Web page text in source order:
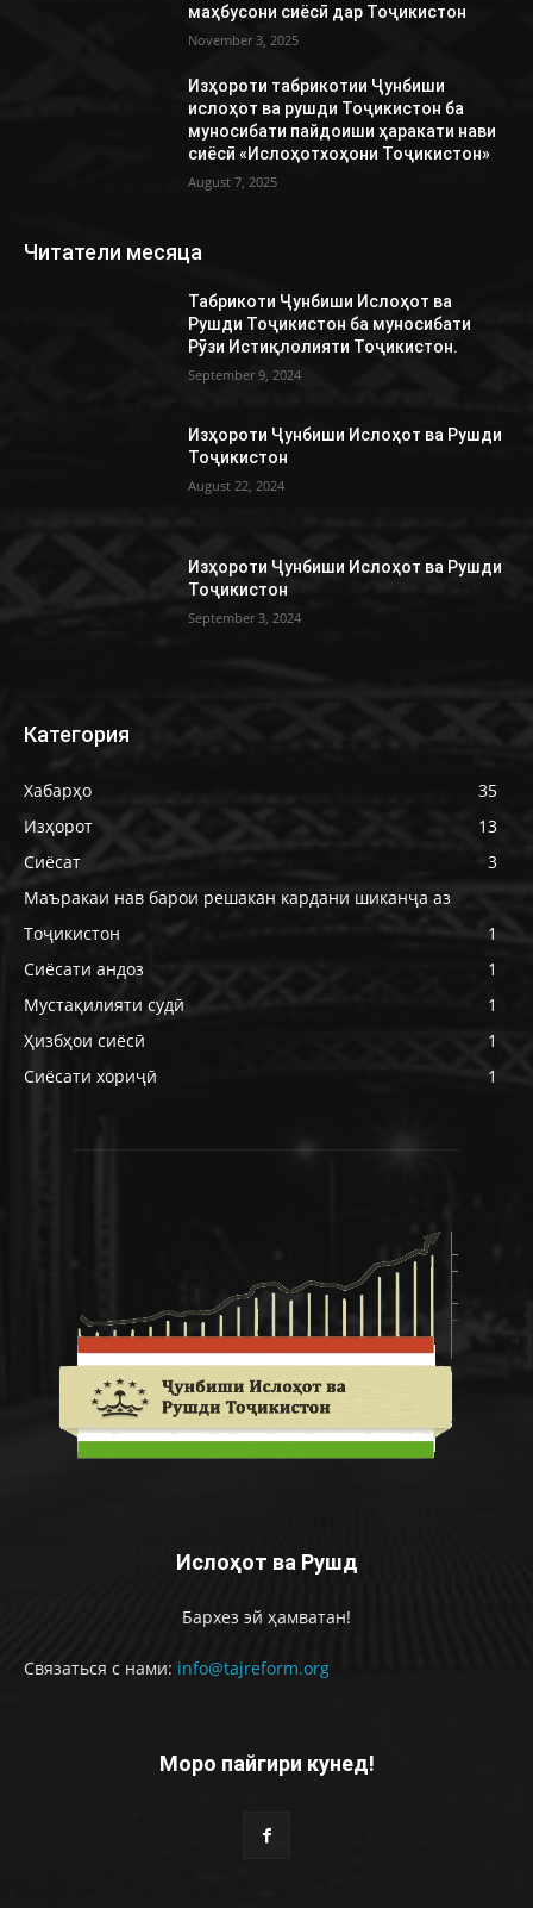
маҳбусони сиёсӣ дар Тоҷикистон
November 3, 2025
Изҳороти табрикотии Ҷунбиши
ислоҳот ва рушди Тоҷикистон ба
муносибати пайдоиши ҳаракати нави
сиёсӣ «Ислоҳотхоҳони Тоҷикистон»
August 7, 2025
Читатели месяца
Табрикоти Ҷунбиши Ислоҳот ва
Рушди Тоҷикистон ба муносибати
Рӯзи Истиқлолияти Тоҷикистон.
September 9, 2024
Изҳороти Ҷунбиши Ислоҳот ва Рушди
Тоҷикистон
August 22, 2024
Изҳороти Ҷунбиши Ислоҳот ва Рушди
Тоҷикистон
September 3, 2024
Категория
Хабарҳо
35
Изҳорот
13
Сиёсат
3
Маъракаи нав барои решакан кардани шиканҷа аз
Тоҷикистон
1
Сиёсати андоз
1
Мустақилияти судӣ
1
Ҳизбҳои сиёсӣ
1
Сиёсати хориҷӣ
1
Ислоҳот ва Рушд
Бархез эй ҳамватан!
Связаться с нами: info@tajreform.org
Моро пайгири кунед!